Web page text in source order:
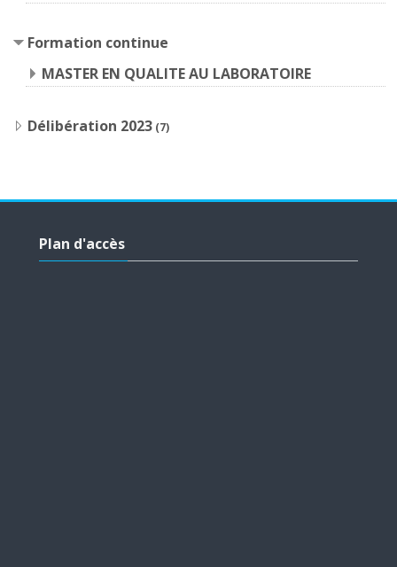
Formation continue
MASTER EN QUALITE AU LABORATOIRE
Délibération 2023 (7)
Plan d'accès